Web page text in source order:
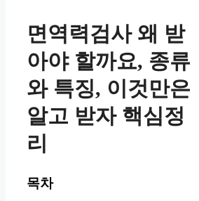
면역력검사 왜 받
아야 할까요, 종류
와 특징, 이것만은
알고 받자 핵심정
리
목차